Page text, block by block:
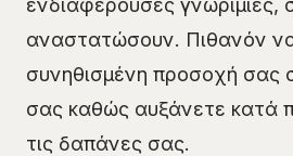
αναστατώσουν. Πιθανόν
συνηθισμένη προσοχή σας
σας καθώς αυξάνετε κατά
τις δαπάνες σας.